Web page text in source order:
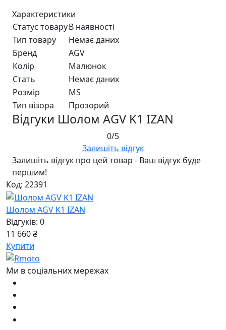
Характеристики
Статус товаруВ наявності
Тип товару
Немає даних
Бренд
AGV
Колір
Малюнок
Стать
Немає даних
Розмір
MS
Тип візора
Прозорий
Відгуки Шолом AGV K1 IZAN
0/5
Залишіть відгук
Залишіть відгук про цей товар - Ваш відгук буде
першим!
Код: 22391
Шолом AGV K1 IZAN
Відгуків: 0
11 660 ₴
Купити
Ми в соціальних мережах